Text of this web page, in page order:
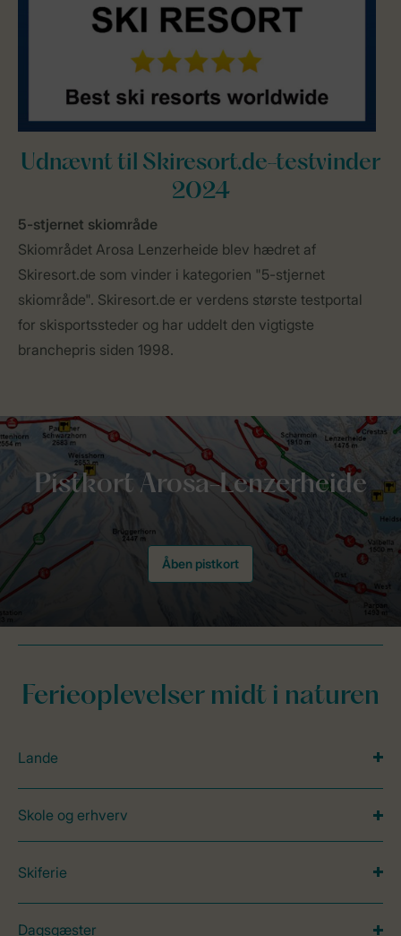
Udnævnt til Skiresort.de-testvinder
2024
5-stjernet skiområde
Skiområdet Arosa Lenzerheide blev hædret af
Skiresort.de som vinder i kategorien "5-stjernet
skiområde". Skiresort.de er verdens største testportal
for skisportssteder og har uddelt den vigtigste
branchepris siden 1998.
Åben pistkort
Ferieoplevelser midt i naturen
Lande
Skole og erhverv
Skiferie
Dagsgæster